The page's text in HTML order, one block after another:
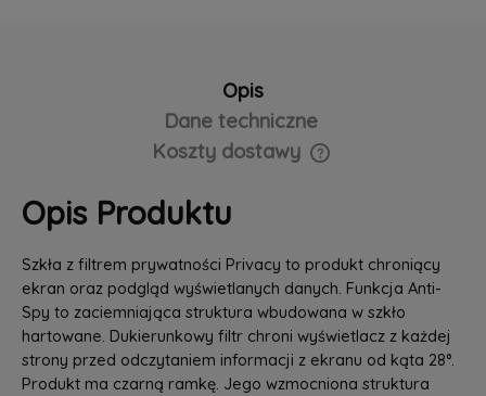
Opis
Dane techniczne
Koszty dostawy
Cena nie zawiera ewentualnych kosztów płatności
Opis Produktu
Szkła z filtrem prywatności Privacy to produkt chroniący
ekran oraz podgląd wyświetlanych danych. Funkcja Anti-
Spy to zaciemniająca struktura wbudowana w szkło
hartowane. Dukierunkowy filtr chroni wyświetlacz z każdej
strony przed odczytaniem informacji z ekranu od kąta 28°.
Produkt ma czarną ramkę. Jego wzmocniona struktura